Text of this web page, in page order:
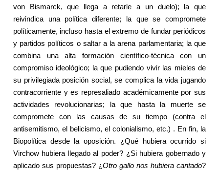
von Bismarck, que llega a retarle a un duelo); la que
reivindica una política diferente; la que se compromete
políticamente, incluso hasta el extremo de fundar periódicos
y partidos políticos o saltar a la arena parlamentaria; la que
combina una alta formación científico-técnica con un
compromiso ideológico; la que pudiendo vivir las mieles de
su privilegiada posición social, se complica la vida jugando
contracorriente y es represaliado académicamente por sus
actividades revolucionarias; la que hasta la muerte se
compromete con las causas de su tiempo (contra el
antisemitismo, el belicismo, el colonialismo, etc.) . En fin, la
Biopolíticadesde la oposición. ¿Qué hubiera ocurrido si
Virchow hubiera llegado al poder? ¿Si hubiera gobernado y
aplicado sus propuestas? ¿Otro gallo nos hubiera cantado?